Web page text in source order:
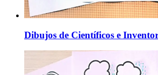
Dibujos de Científicos e